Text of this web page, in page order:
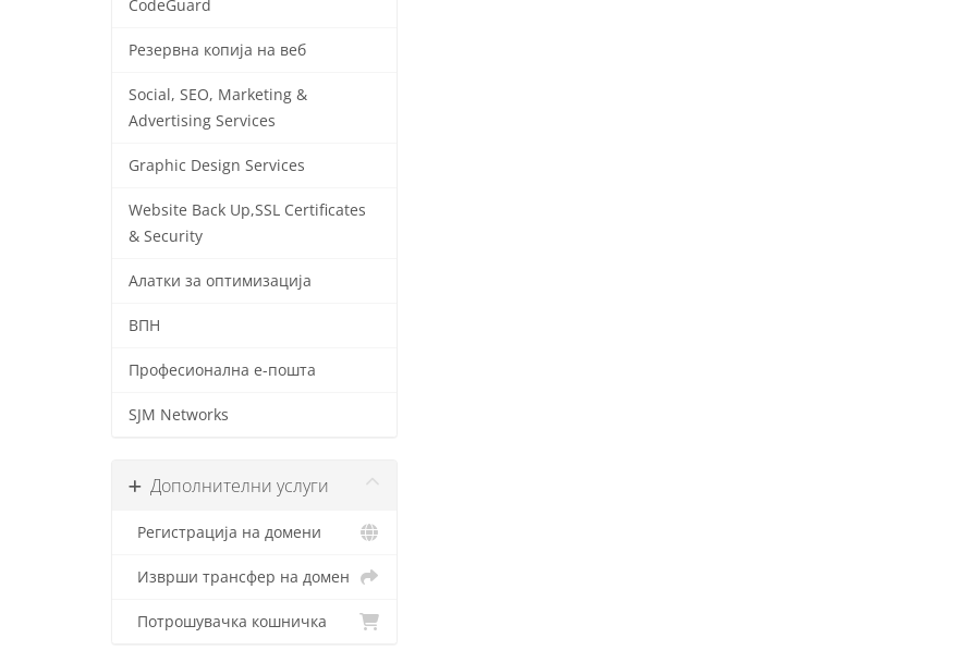
CodeGuard
Резервна копија на веб
Social, SEO, Marketing &
Advertising Services
Graphic Design Services
Website Back Up,SSL Certificates
& Security
Алатки за оптимизација
ВПН
Професионална е-пошта
SJM Networks
Дополнителни услуги
Регистрација на домени
Изврши трансфер на домен
Потрошувачка кошничка